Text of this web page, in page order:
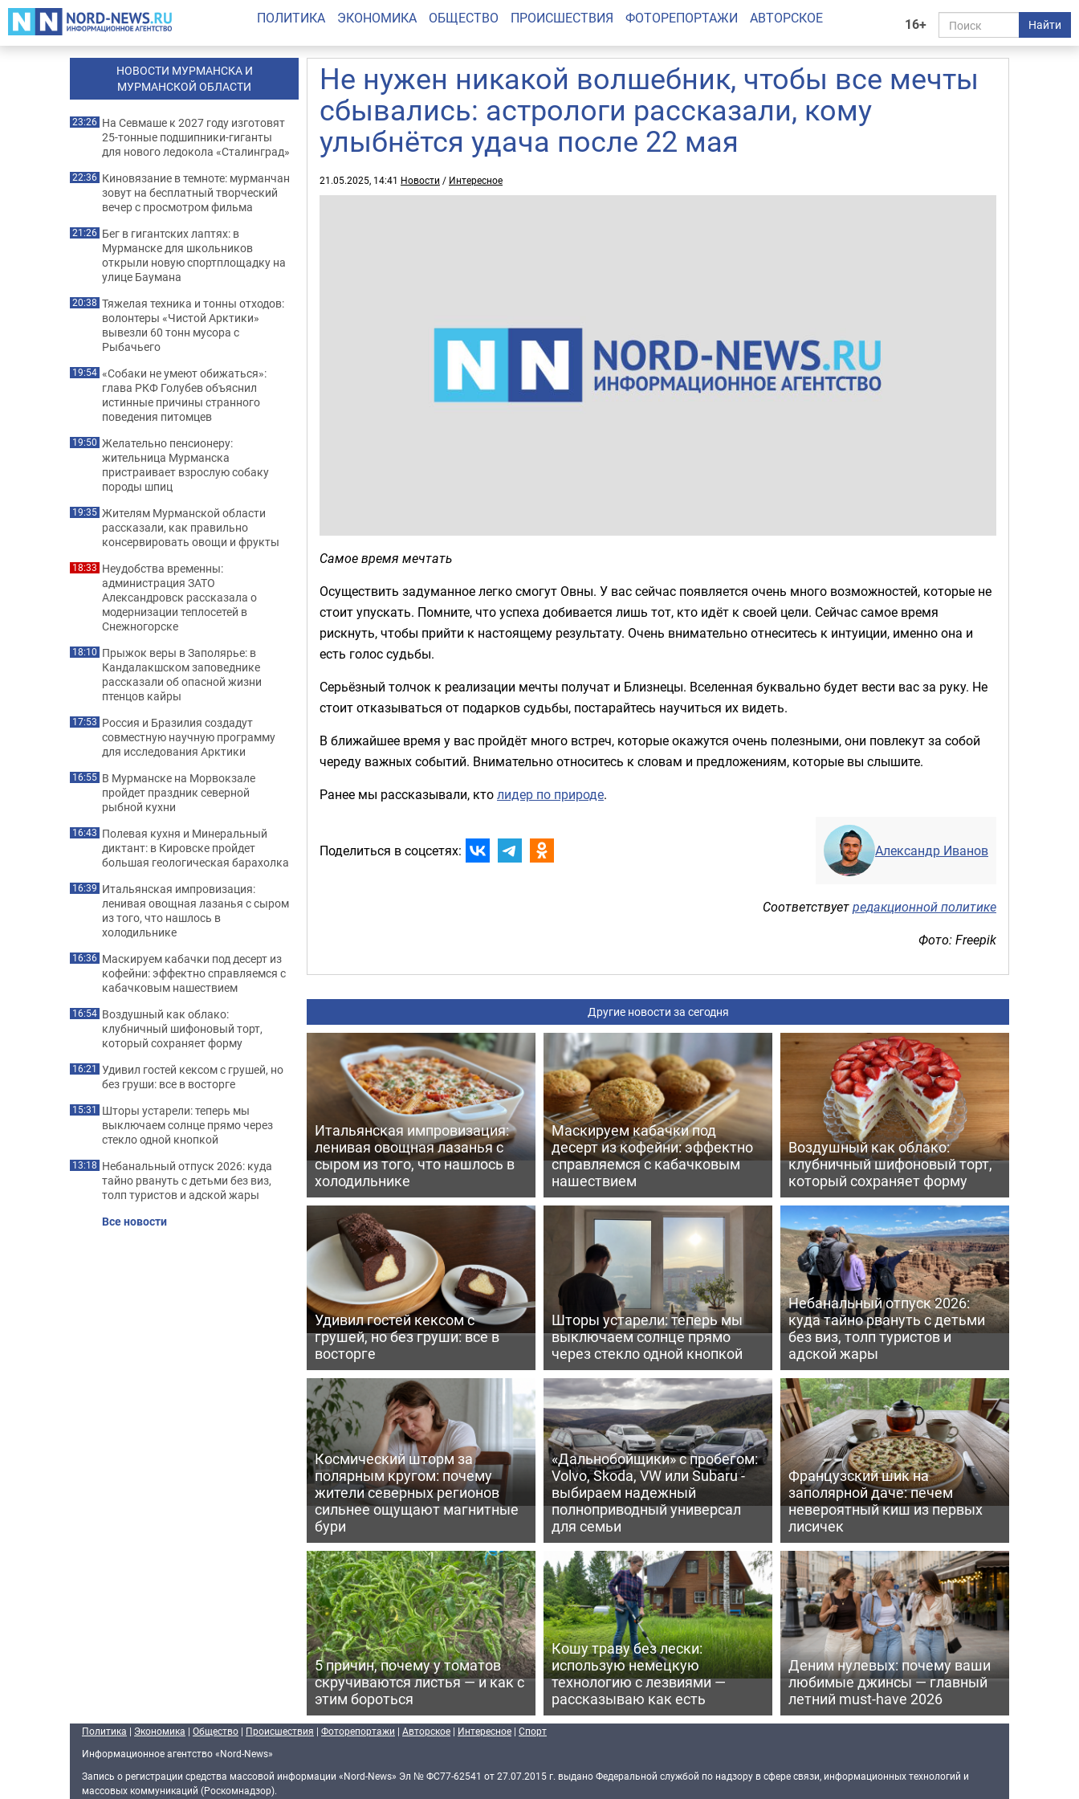
16+ Найти
ПОЛИТИКА ЭКОНОМИКА ОБЩЕСТВО ПРОИСШЕСТВИЯ ФОТОРЕПОРТАЖИ АВТОРСКОЕ
Не нужен никакой волшебник, чтобы все мечты
сбывались: астрологи рассказали, кому
улыбнётся удача после 22 мая
21.05.2025, 14:41 Новости / Интересное
Самое время мечтать
Осуществить задуманное легко смогут Овны. У вас сейчас появляется очень много возможностей, которые не
стоит упускать. Помните, что успеха добивается лишь тот, кто идёт к своей цели. Сейчас самое время
рискнуть, чтобы прийти к настоящему результату. Очень внимательно отнеситесь к интуиции, именно она и
есть голос судьбы.
Серьёзный толчок к реализации мечты получат и Близнецы. Вселенная буквально будет вести вас за руку. Не
стоит отказываться от подарков судьбы, постарайтесь научиться их видеть.
В ближайшее время у вас пройдёт много встреч, которые окажутся очень полезными, они повлекут за собой
череду важных событий. Внимательно относитесь к словам и предложениям, которые вы слышите.
Ранее мы рассказывали, ктолидер по природе.
Поделиться в соцсетях: Александр Иванов
Соответствуетредакционной политике
Фото: Freepik
Другие новости за сегодня
Итальянская импровизация:
ленивая овощная лазанья с
сыром из того, что нашлось в
холодильнике
Маскируем кабачки под
десерт из кофейни: эффектно
справляемся с кабачковым
нашествием
Воздушный как облако:
клубничный шифоновый торт,
который сохраняет форму
Удивил гостей кексом с
грушей, но без груши: все в
восторге
Шторы устарели: теперь мы
выключаем солнце прямо
через стекло одной кнопкой
Небанальный отпуск 2026:
куда тайно рвануть с детьми
без виз, толп туристов и
адской жары
Космический шторм за
полярным кругом: почему
жители северных регионов
сильнее ощущают магнитные
бури
«Дальнобойщики» с пробегом:
Volvo, Skoda, VW или Subaru -
выбираем надежный
полноприводный универсал
для семьи
Французский шик на
заполярной даче: печем
невероятный киш из первых
лисичек
5 причин, почему у томатов
скручиваются листья — и как с
этим бороться
Кошу траву без лески:
использую немецкую
технологию с лезвиями —
рассказываю как есть
Деним нулевых: почему ваши
любимые джинсы — главный
летний must-have 2026
НОВОСТИ МУРМАНСКА И
МУРМАНСКОЙ ОБЛАСТИ
23:26 На Севмаше к 2027 году изготовят
25-тонные подшипники-гиганты
для нового ледокола «Сталинград»
22:36 Киновязание в темноте: мурманчан
зовут на бесплатный творческий
вечер с просмотром фильма
21:26 Бег в гигантских лаптях: в
Мурманске для школьников
открыли новую спортплощадку на
улице Баумана
20:38 Тяжелая техника и тонны отходов:
волонтеры «Чистой Арктики»
вывезли 60 тонн мусора с
Рыбачьего
19:54 «Собаки не умеют обижаться»:
глава РКФ Голубев объяснил
истинные причины странного
поведения питомцев
19:50 Желательно пенсионеру:
жительница Мурманска
пристраивает взрослую собаку
породы шпиц
19:35 Жителям Мурманской области
рассказали, как правильно
консервировать овощи и фрукты
18:33 Неудобства временны:
администрация ЗАТО
Александровск рассказала о
модернизации теплосетей в
Снежногорске
18:10 Прыжок веры в Заполярье: в
Кандалакшском заповеднике
рассказали об опасной жизни
птенцов кайры
17:53 Россия и Бразилия создадут
совместную научную программу
для исследования Арктики
16:55 В Мурманске на Морвокзале
пройдет праздник северной
рыбной кухни
16:43 Полевая кухня и Минеральный
диктант: в Кировске пройдет
большая геологическая барахолка
16:39 Итальянская импровизация:
ленивая овощная лазанья с сыром
из того, что нашлось в
холодильнике
16:36 Маскируем кабачки под десерт из
кофейни: эффектно справляемся с
кабачковым нашествием
16:54 Воздушный как облако:
клубничный шифоновый торт,
который сохраняет форму
16:21 Удивил гостей кексом с грушей, но
без груши: все в восторге
15:31 Шторы устарели: теперь мы
выключаем солнце прямо через
стекло одной кнопкой
13:18 Небанальный отпуск 2026: куда
тайно рвануть с детьми без виз,
толп туристов и адской жары
Все новости
Политика | Экономика | Общество | Происшествия | Фоторепортажи | Авторское | Интересное | Спорт
Информационное агентство «Nord-News»
Запись о регистрации средства массовой информации «Nord-News» Эл № ФС77-62541 от 27.07.2015 г. выдано Федеральной службой по надзору в сфере связи, информационных технологий и
массовых коммуникаций (Роскомнадзор).